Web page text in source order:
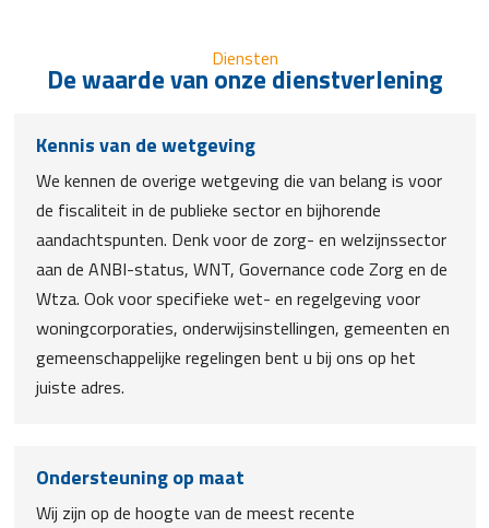
Diensten
De waarde van onze dienstverlening
Kennis van de wetgeving
We kennen de overige wetgeving die van belang is voor
de fiscaliteit in de publieke sector en bijhorende
aandachtspunten. Denk voor de zorg- en welzijnssector
aan de ANBI-status, WNT, Governance code Zorg en de
Wtza. Ook voor specifieke wet- en regelgeving voor
woningcorporaties, onderwijsinstellingen, gemeenten en
gemeenschappelijke regelingen bent u bij ons op het
juiste adres.
Ondersteuning op maat
Wij zijn op de hoogte van de meest recente